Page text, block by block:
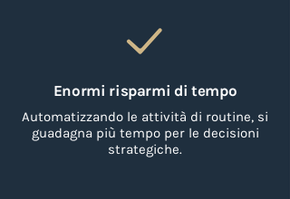
Enormi risparmi di tempo
Automatizzando le attività di routine, si
guadagna più tempo per le decisioni
strategiche.